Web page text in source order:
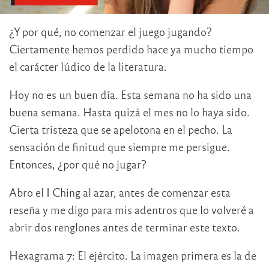
¿Y por qué, no comenzar el juego jugando?
Ciertamente hemos perdido hace ya mucho tiempo
el carácter lúdico de la literatura.
Hoy no es un buen día. Esta semana no ha sido una
buena semana. Hasta quizá el mes no lo haya sido.
Cierta tristeza que se apelotona en el pecho. La
sensación de finitud que siempre me persigue.
Entonces, ¿por qué no jugar?
Abro el I Ching al azar, antes de comenzar esta
reseña y me digo para mis adentros que lo volveré a
abrir dos renglones antes de terminar este texto.
Hexagrama 7: El ejército. La imagen primera es la de